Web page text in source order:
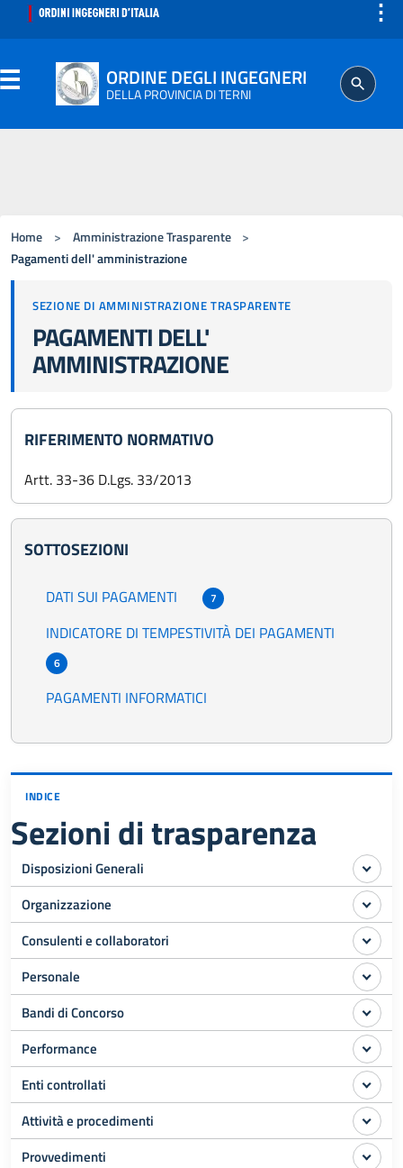
⋮
ORDINE DEGLI INGEGNERI
DELLA PROVINCIA DI TERNI
ISCRITTO
PROFESSIONE
AGGIORNAMENTO PROFESSIONALE
Home > Amministrazione Trasparente
>
Pagamenti dell' amministrazione
SEZIONE DI AMMINISTRAZIONE TRASPARENTE
PAGAMENTI DELL'
AMMINISTRAZIONE
RIFERIMENTO NORMATIVO
Artt. 33-36 D.Lgs. 33/2013
SOTTOSEZIONI
DATI SUI PAGAMENTI 7
INDICATORE DI TEMPESTIVITÀ DEI PAGAMENTI
6
PAGAMENTI INFORMATICI
INDICE
Sezioni di trasparenza
Disposizioni Generali
Organizzazione
Consulenti e collaboratori
Personale
Bandi di Concorso
Performance
Enti controllati
Attività e procedimenti
Provvedimenti